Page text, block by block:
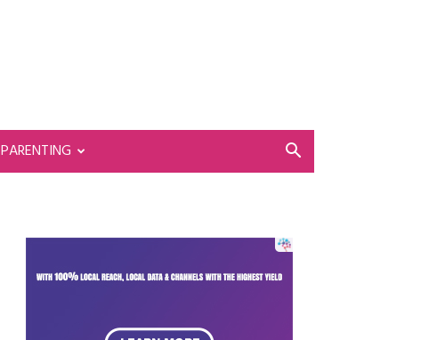
PARENTING